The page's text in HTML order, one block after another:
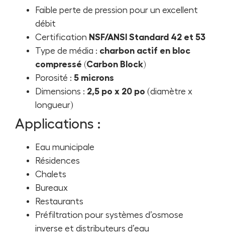
Faible perte de pression pour un excellent
débit
Certification NSF/ANSI Standard 42 et 53
Type de média : charbon actif en bloc
compressé (Carbon Block)
Porosité : 5 microns
Dimensions : 2,5 po x 20 po (diamètre x
longueur)
Applications :
Eau municipale
Résidences
Chalets
Bureaux
Restaurants
Préfiltration pour systèmes d’osmose
inverse et distributeurs d’eau